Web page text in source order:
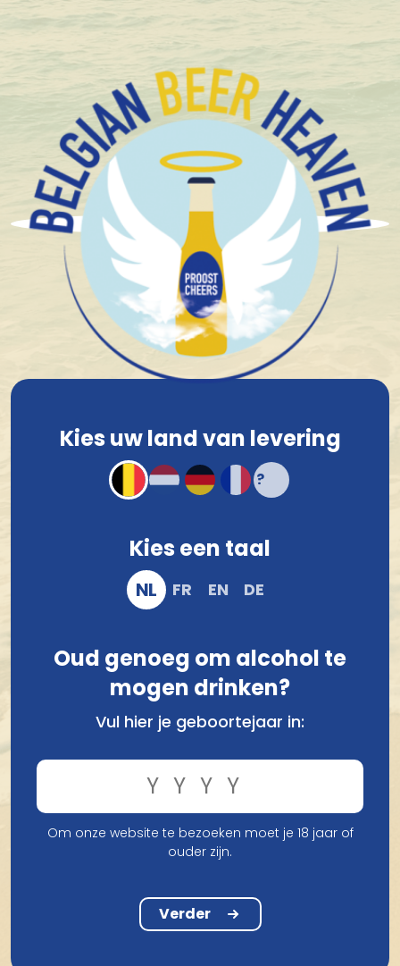
+1.600 Belgische speciaalbieren in stock
Brouwerij Het Anker
Gouden Carolus Whisky
Infused 75Cl
alcohol Bruin/Donker
Hoge Gisting
Speciaal bier/Abdijbier
Infused plato
€ 10,30
In winkelmandje
Compact en stevig verpakt
Veilig online bestellen en betalen
Smaak
aangevuld met een infusie van Gouden Carolus
Single Malt Whisky. Het bier bevat toetsen van vanille,
Kies uw land van levering
Kies een taal
NL FR EN DE
Oud genoeg om alcohol te
mogen drinken?
Vul hier je geboortejaar in:
Om onze website te bezoeken moet je 18 jaar of
ouder zijn.
Verder